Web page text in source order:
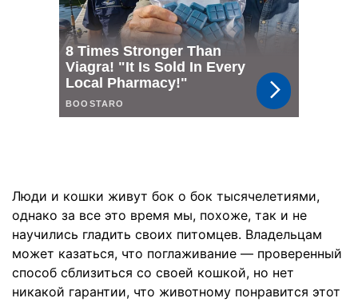
Люди и кошки живут бок о бок тысячелетиями,
однако за все это время мы, похоже, так и не
научились гладить своих питомцев. Владельцам
может казаться, что поглаживание — проверенный
способ сблизиться со своей кошкой, но нет
никакой гарантии, что животному понравится этот